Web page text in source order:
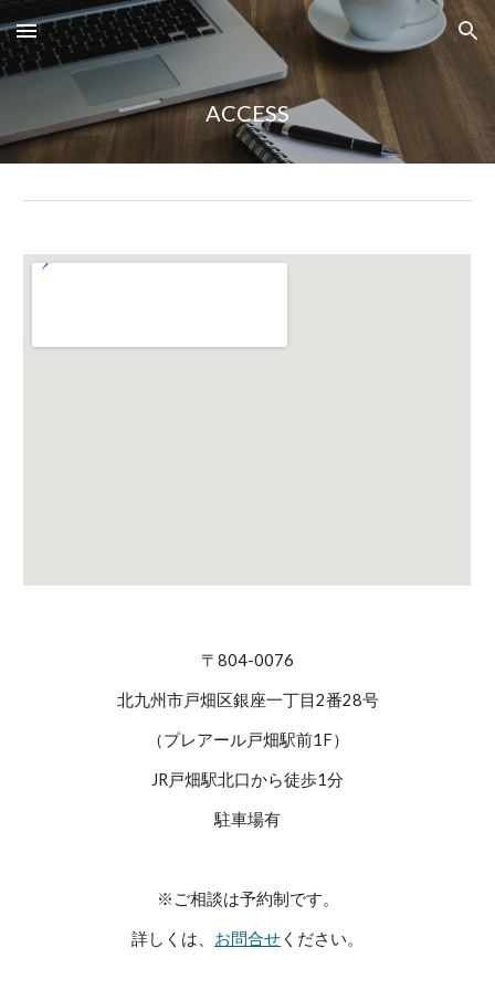
Skip to main content Skip to navigation
ACCESS
〒804-0076
北九州市戸畑区銀座一丁目2番28号
（プレアール戸畑駅前1F）
JR戸畑駅北口から徒歩1分
駐車場有
※ご相談は予約制です。
詳しくは、 お問合せ ください。